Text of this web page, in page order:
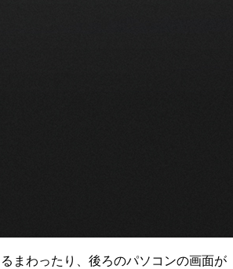
まわったり、後ろのパソコンの画面が